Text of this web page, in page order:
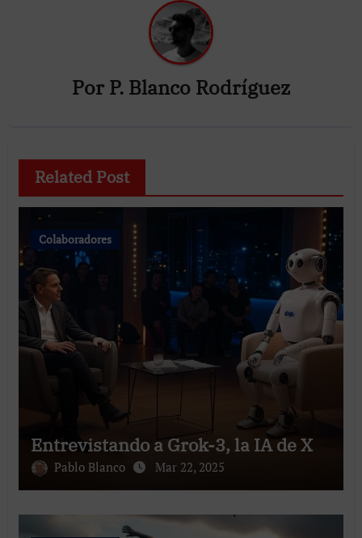
Por P. Blanco Rodríguez
Related Post
Colaboradores
Entrevistando a Grok-3, la IA de X
Pablo Blanco Mar 22, 2025